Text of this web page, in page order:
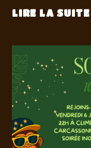
LIRE LA SUITE